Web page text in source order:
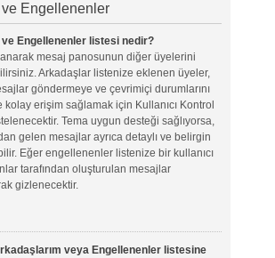
Engellenenler
Engellenenler listesi nedir?
mesaj panosunun diğer üyelerini
Arkadaşlar listenize eklenen üyeler,
göndermeye ve çevrimiçi durumlarını
erişim sağlamak için Kullanıcı Kontrol
Tema uygun desteği sağlıyorsa,
gelen mesajlar ayrıca detaylı ve belirgin
Eğer engellenenler listenize bir kullanıcı
tarafından oluşturulan mesajlar
gizlenecektir.
veya Engellenenler listesine